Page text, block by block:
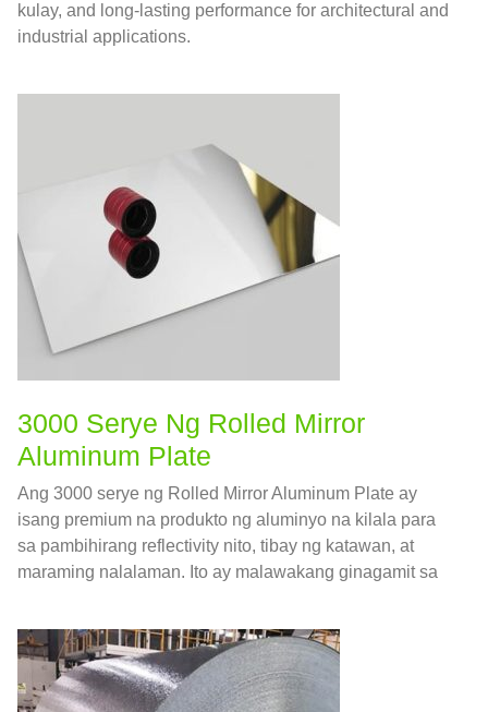
kulay, and long-lasting performance for architectural and
industrial applications.
3000 Serye Ng Rolled Mirror
Aluminum Plate
Ang 3000 serye ng Rolled Mirror Aluminum Plate ay
isang premium na produkto ng aluminyo na kilala para
sa pambihirang reflectivity nito, tibay ng katawan, at
maraming nalalaman. Ito ay malawakang ginagamit sa